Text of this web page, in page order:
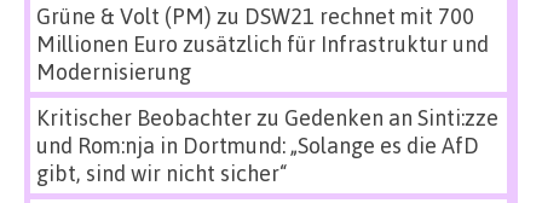
Grüne & Volt (PM) zu DSW21 rechnet mit 700
Millionen Euro zusätzlich für Infrastruktur und
Modernisierung
Kritischer Beobachterzu Gedenken an Sinti:zze
und Rom:nja in Dortmund: „Solange es die AfD
gibt, sind wir nicht sicher“